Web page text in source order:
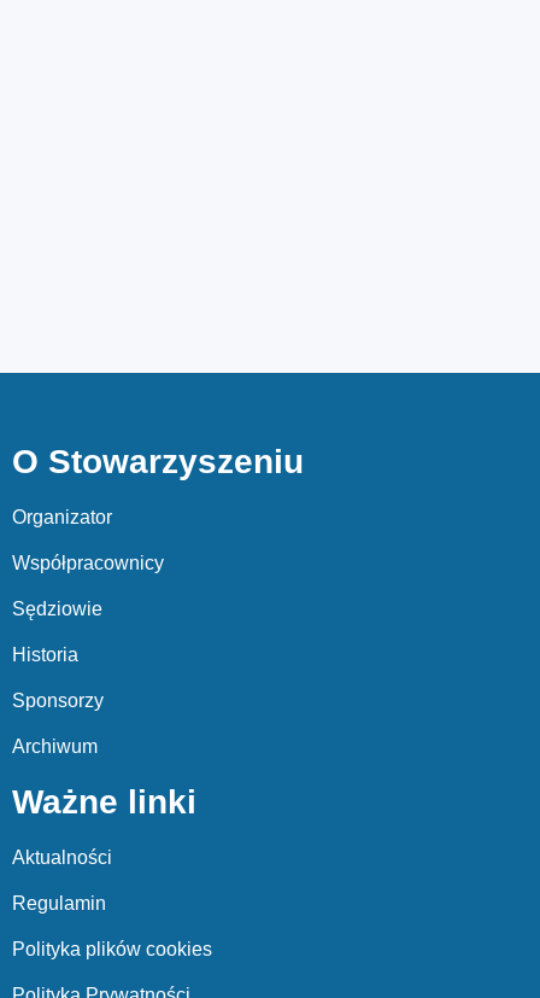
O Stowarzyszeniu
Organizator
Współpracownicy
Sędziowie
Historia
Sponsorzy
Archiwum
Ważne linki
Aktualności
Regulamin
Polityka plików cookies